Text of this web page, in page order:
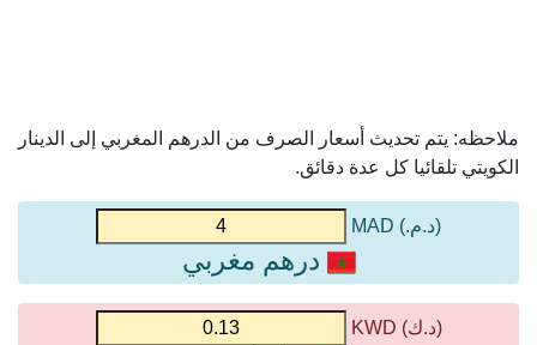
ملاحظه: يتم تحديث أسعار الصرف من الدرهم المغربي إلى الدينار
الكويتي تلقائيا كل عدة دقائق.
(د.م.) MAD
درهم مغربي
(د.ك) KWD